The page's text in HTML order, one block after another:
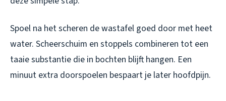
Spoel na het scheren de wastafel goed door met heet
water. Scheerschuim en stoppels combineren tot een
taaie substantie die in bochten blijft hangen. Een
minuut extra doorspoelen bespaart je later hoofdpijn.